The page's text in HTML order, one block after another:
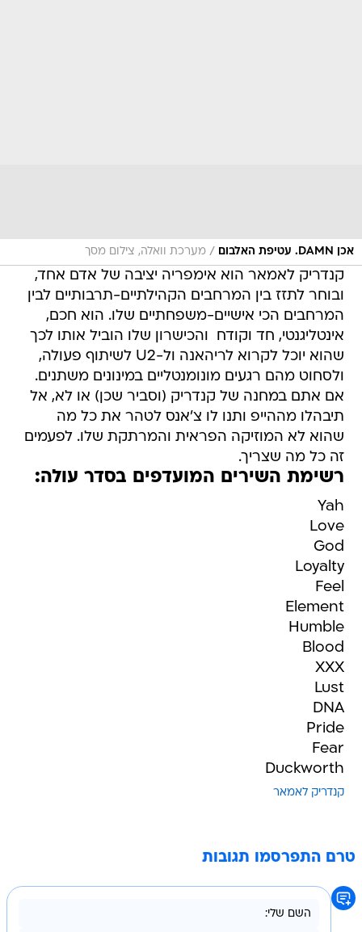
אכן DAMN. עטיפת האלבום / מערכת וואלה, צילום מסך
קנדריק לאמאר הוא אימפריה יציבה של אדם אחד,
ובוחר לתזז בין המרחבים הקהילתיים-תרבותיים לבין
המרחבים הכי אישיים-משפחתיים שלו. הוא חכם,
אינטליגנטי, חד וקודח  והכישרון שלו הוביל אותו לכך
שהוא יוכל לקרוא לריהאנה ול-U2 לשיתוף פעולה,
ולסחוט מהם רגעים מונומנטליים במינונים משתנים.
אם אתם במחנה של קנדריק (וסביר שכן) או לא, אל
תיבהלו מההייפ ותנו לו צ'אנס לטהר את כל מה
שהוא לא המוזיקה הפראית והמרתקת שלו. לפעמים
זה כל מה שצריך.
רשימת השירים המועדפים בסדר עולה:
Yah
Love
God
Loyalty
Feel
Element
Humble
Blood
XXX
Lust
DNA
Pride
Fear
Duckworth
קנדריק לאמאר
טרם התפרסמו תגובות